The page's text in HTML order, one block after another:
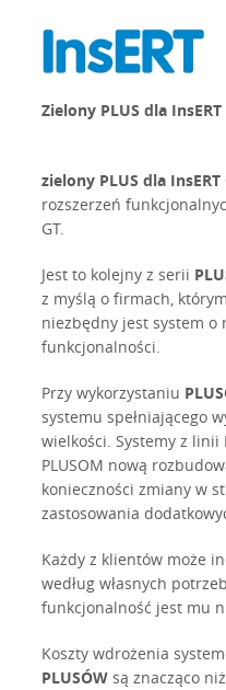
Zielony PLUS dla InsERT
zielony PLUS dla InsERT
rozszerzeń
GT.
Jest to kolejny z serii
z myślą o firmach,
niezbędny jest system o
funkcjonalności.
Przy wykorzystaniu
systemu spełniającego
wielkości. Systemy z linii
PLUSOM nową
konieczności zmiany w
zastosowania
Każdy z klientów może
według własnych
funkcjonalność jest mu
Koszty wdrożenia
PLUSÓW są znacząco